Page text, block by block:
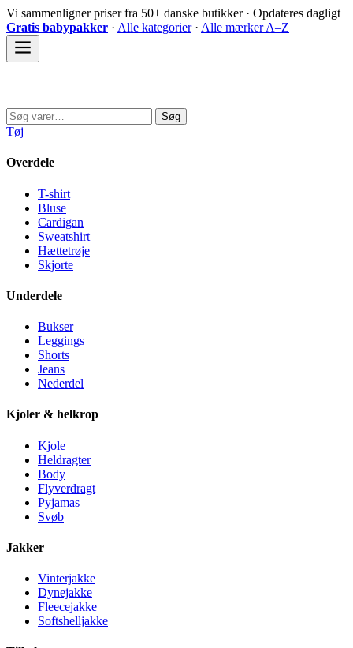
Spring
til
indhold
Vi sammenligner priser fra 50+ danske butikker · Opdateres dagligt
Gratis babypakker · Alle kategorier· Alle mærker A–Z
Søg
efter:
Søg
Tøj
Overdele
T-shirt
Bluse
Cardigan
Sweatshirt
Hættetrøje
Skjorte
Underdele
Bukser
Leggings
Shorts
Jeans
Nederdel
Kjoler & helkrop
Kjole
Heldragter
Body
Flyverdragt
Pyjamas
Svøb
Jakker
Vinterjakke
Dynejakke
Fleecejakke
Softshelljakke